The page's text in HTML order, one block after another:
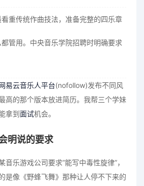
看重传统作曲技法，准备完整的四乐章
管用。中央音乐学院招聘时明确要求
易云音乐人平台(nofollow)发布不同风
高的那个版本放进简历。我帮三个学妹
拿到面试机会。
明说的要求
音乐游戏公司要求”能写中毒性旋律”，
是像《野蜂飞舞》那种让人停不下来的